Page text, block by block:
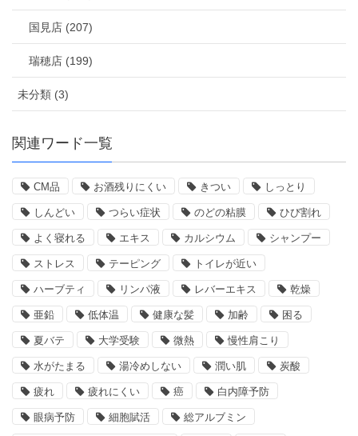
国見店 (207)
瑞穂店 (199)
未分類 (3)
関連ワード一覧
CM品 お酒残りにくい きつい しっとり
しんどい つらい症状 のどの粘膜 ひび割れ
よく寝れる エキス カルシウム シャンプー
ストレス テーピング トイレが近い
ハーブティ リンパ液 レバーエキス 乾燥
亜鉛 低体温 健康な髪 加齢 困る
夏バテ 大学受験 微熱 慢性肩こり
水がたまる 湯冷めしない 潤い肌 炭酸
疲れ 疲れにくい 癌 白内障予防
眼病予防 細胞賦活 総アルブミン